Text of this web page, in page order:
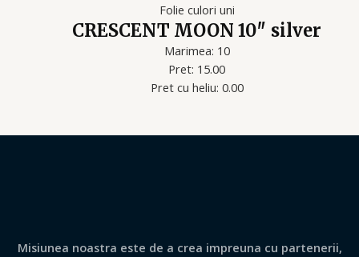
Folie culori uni
CRESCENT MOON 10″ silver
Marimea: 10
Pret: 15.00
Pret cu heliu: 0.00
Misiunea noastra este de a crea impreuna cu partenerii,